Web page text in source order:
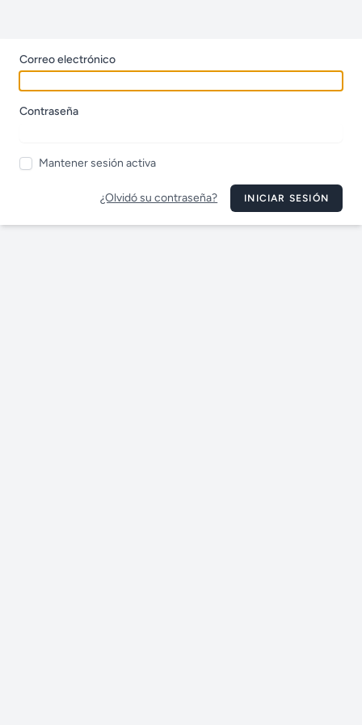
Correo electrónico
Contraseña
Mantener sesión activa
¿Olvidó su contraseña? INICIAR SESIÓN